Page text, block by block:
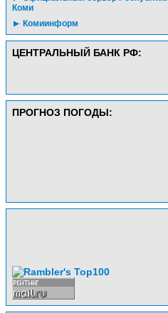
Коми
Комиинформ
ЦЕНТРАЛЬНЫЙ БАНК РФ:
ПРОГНОЗ ПОГОДЫ: